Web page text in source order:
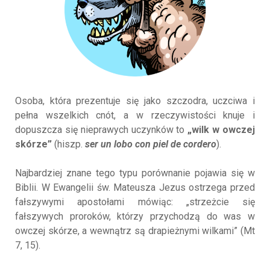
Osoba, która prezentuje się jako szczodra, uczciwa i
pełna wszelkich cnót, a w rzeczywistości knuje i
dopuszcza się nieprawych uczynków to „wilk w owczej
skórze” (hiszp. ser un lobo con piel de cordero).
Najbardziej znane tego typu porównanie pojawia się w
Biblii. W Ewangelii św. Mateusza Jezus ostrzega przed
fałszywymi apostołami mówiąc: „strzeżcie się
fałszywych proroków, którzy przychodzą do was w
owczej skórze, a wewnątrz są drapieżnymi wilkami” (Mt
7, 15).